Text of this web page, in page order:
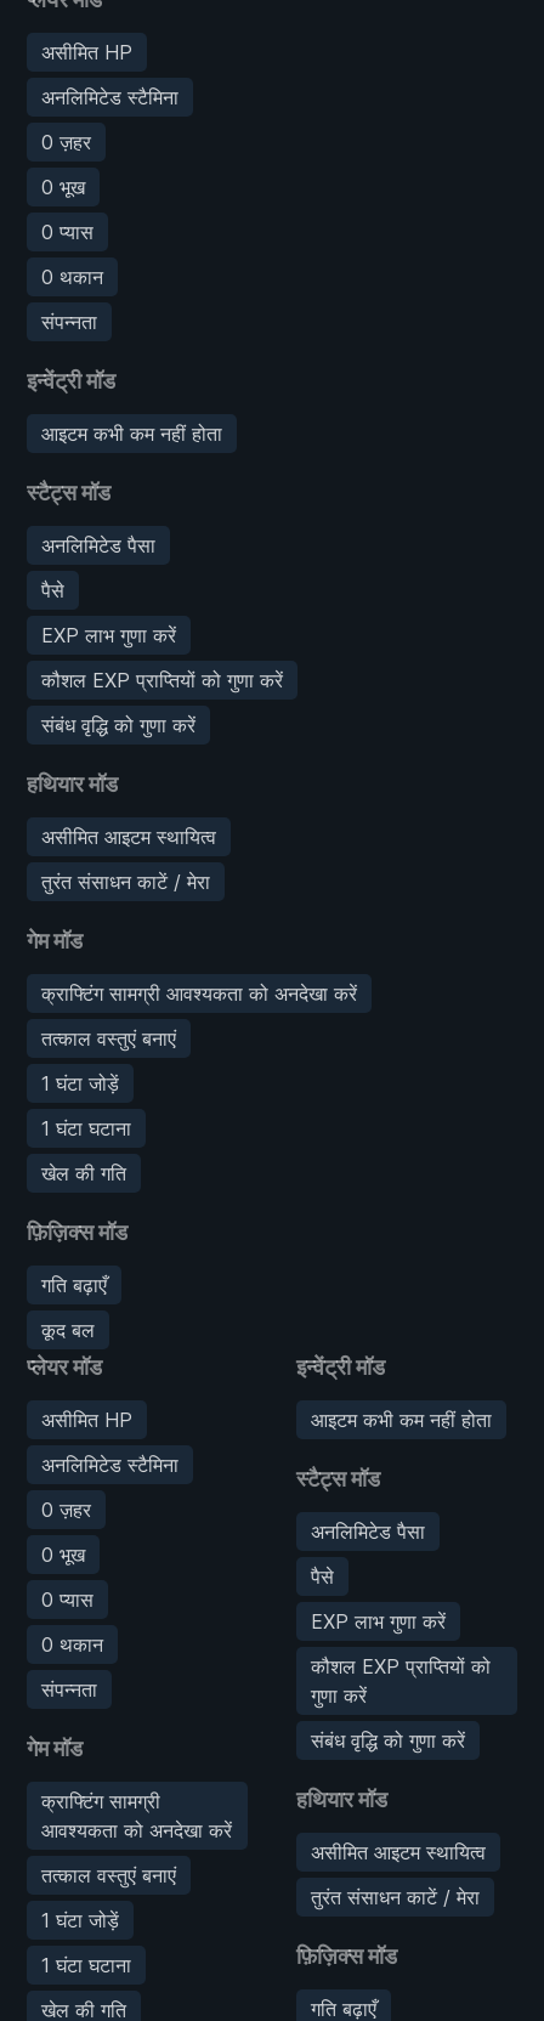
असीमित HP
अनलिमिटेड स्टैमिना
0 ज़हर
0 भूख
0 प्यास
0 थकान
संपन्नता
इन्वेंट्री मॉड
आइटम कभी कम नहीं होता
स्टैट्स मॉड
अनलिमिटेड पैसा
पैसे
EXP लाभ गुणा करें
कौशल EXP प्राप्तियों को गुणा करें
संबंध वृद्धि को गुणा करें
हथियार मॉड
असीमित आइटम स्थायित्व
तुरंत संसाधन काटें / मेरा
गेम मॉड
क्राफ्टिंग सामग्री आवश्यकता को अनदेखा करें
तत्काल वस्तुएं बनाएं
1 घंटा जोड़ें
1 घंटा घटाना
खेल की गति
फ़िज़िक्स मॉड
गति बढ़ाएँ
कूद बल
प्लेयर मॉड
असीमित HP
अनलिमिटेड स्टैमिना
0 ज़हर
0 भूख
0 प्यास
0 थकान
संपन्नता
गेम मॉड
क्राफ्टिंग सामग्री
आवश्यकता को अनदेखा करें
तत्काल वस्तुएं बनाएं
1 घंटा जोड़ें
1 घंटा घटाना
खेल की गति
इन्वेंट्री मॉड
आइटम कभी कम नहीं होता
स्टैट्स मॉड
अनलिमिटेड पैसा
पैसे
EXP लाभ गुणा करें
कौशल EXP प्राप्तियों को
गुणा करें
संबंध वृद्धि को गुणा करें
हथियार मॉड
असीमित आइटम स्थायित्व
तुरंत संसाधन काटें / मेरा
फ़िज़िक्स मॉड
गति बढ़ाएँ